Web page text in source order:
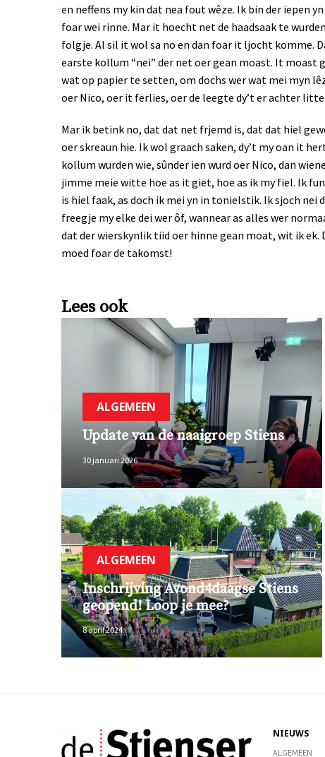
en neffens my kin dat nea fout wêze. Ik bin der iepen
foar wei rinne. Mar it hoecht net de haadsaak te
folgje. Al sil it wol sa no en dan foar it ljocht komme.
earste kollum “nei” der net oer gean moast. It moast
wat op papier te setten, om dochs wer wat mei myn
oer Nico, oer it ferlies, oer de leegte dy’t er achter
Mar ik betink no, dat dat net frjemd is, dat dat hiel
oer skreaun hie. Ik wol graach saken, dy’t my oan it
kollum wurden wie, sûnder ien wurd oer Nico, dan
jimme meie witte hoe as it giet, hoe as ik my fiel. Ik
is hiel faak, as doch ik mei yn in tonielstik. Ik sjoch nei
freegje my elke dei wer ôf, wannear as alles wer
dat der wierskynlik tiid oer hinne gean moat, wit ik ek.
moed foar de takomst!
Lees ook
ALGEMEEN
Update van de naaigroep Stiens
30 januari 2026
ALGEMEEN
Inschrijving Avond4daagse Stiens
geopend! Loop je mee?
8 april 2024
NIEUWS
ALGEMEEN